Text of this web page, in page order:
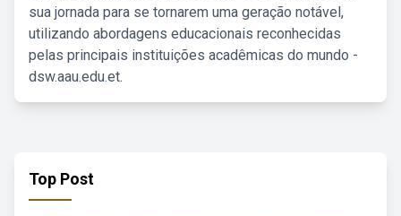
sua jornada para se tornarem uma geração notável,
utilizando abordagens educacionais reconhecidas
pelas principais instituições acadêmicas do mundo -
dsw.aau.edu.et.
Top Post